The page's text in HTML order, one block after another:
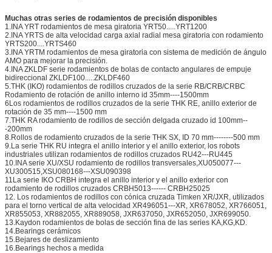
Muchas otras series de rodamientos de precisión disponibles
1.INA YRT rodamientos de mesa giratoria YRT50.....YRT1200
2.INA YRTS de alta velocidad carga axial radial mesa giratoria con rodamiento
YRTS200....YRTS460
3.INA YRTM rodamientos de mesa giratoria con sistema de medición de ángulo
AMO para mejorar la precisión.
4.INA ZKLDF serie rodamientos de bolas de contacto angulares de empuje
bidireccional ZKLDF100.....ZKLDF460
5.THK (IKO) rodamientos de rodillos cruzados de la serie RB/CRB/CRBC
Rodamiento de rotación de anillo interno id 35mm----1500mm
6Los rodamientos de rodillos cruzados de la serie THK RE, anillo exterior de
rotación de 35 mm----1500 mm
7.THK RA rodamiento de rodillos de sección delgada cruzado id 100mm--
-200mm
8.Rollos de rodamiento cruzados de la serie THK SX, ID 70 mm--------500 mm
9.La serie THK RU integra el anillo interior y el anillo exterior, los robots
industriales utilizan rodamientos de rodillos cruzados RU42---RU445
10.INA serie XU/XSU rodamiento de rodillos transversales,XU050077---
XU300515,XSU080168---XSU090398
11La serie IKO CRBH integra el anillo interior y el anillo exterior con
rodamiento de rodillos cruzados CRBH5013------ CRBH25025
12. Los rodamientos de rodillos con cónica cruzada Timken XR/JXR, utilizados
para el torno vertical de alta velocidad XR496051---XR, XR678052, XR766051,
XR855053, XR882055, XR889058, JXR637050, JXR652050, JXR699050.
13.Kaydon rodamientos de bolas de sección fina de las series KA,KG,KD.
14.Bearings cerámicos
15.Bejares de deslizamiento
16.Bearings hechos a medida